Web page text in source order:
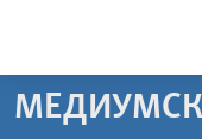
пристапност
ДОМА